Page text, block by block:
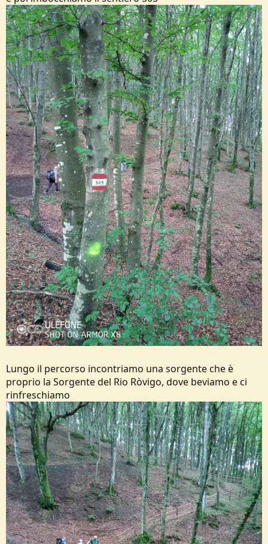
Lungo il percorso incontriamo una sorgente che è
proprio la Sorgente del Rio Ròvigo, dove beviamo e ci
rinfreschiamo